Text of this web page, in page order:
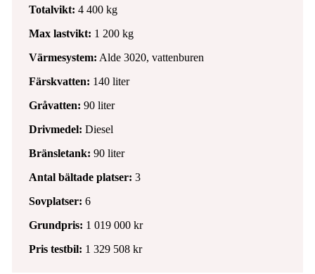
Totalvikt: 4 400 kg
Max lastvikt: 1 200 kg
Värmesystem: Alde 3020, vattenburen
Färskvatten: 140 liter
Gråvatten: 90 liter
Drivmedel: Diesel
Bränsletank: 90 liter
Antal bältade platser: 3
Sovplatser: 6
Grundpris: 1 019 000 kr
Pris testbil: 1 329 508 kr